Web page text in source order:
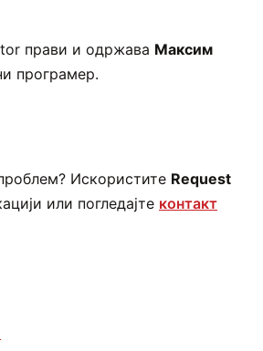
прави и одржава Максим
програмер.
Искористите Request
или погледајте контакт